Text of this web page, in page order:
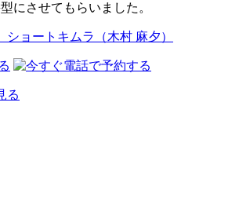
にさせてもらいました。
ショートキムラ（木村 麻夕）
る